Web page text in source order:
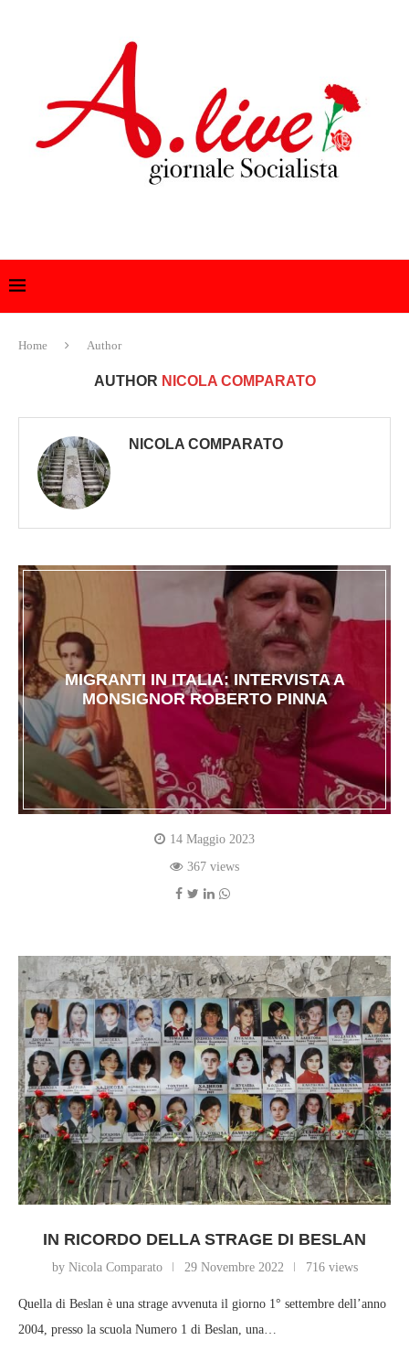
Home Author
AUTHOR NICOLA COMPARATO
NICOLA COMPARATO
MIGRANTI IN ITALIA: INTERVISTA A
MONSIGNOR ROBERTO PINNA
14 Maggio 2023
367 views
IN RICORDO DELLA STRAGE DI BESLAN
by Nicola Comparato 29 Novembre 2022 716 views
Quella di Beslan è una strage avvenuta il giorno 1° settembre dell’anno
2004, presso la scuola Numero 1 di Beslan, una…